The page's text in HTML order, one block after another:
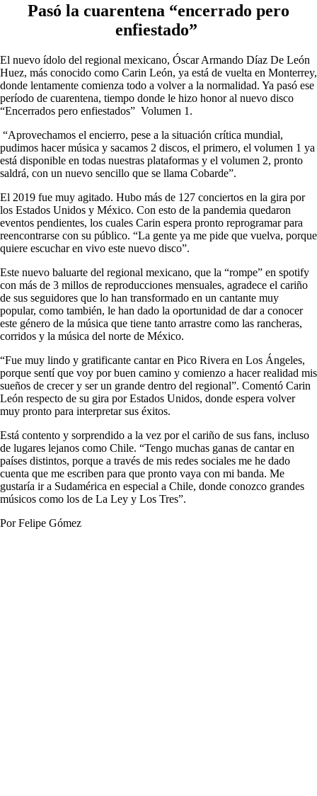
Pasó la cuarentena “encerrado pero
enfiestado”
El nuevo ídolo del regional mexicano, Óscar Armando Díaz De León
Huez, más conocido como Carin León, ya está de vuelta en Monterrey,
donde lentamente comienza todo a volver a la normalidad. Ya pasó ese
período de cuarentena, tiempo donde le hizo honor al nuevo disco
“Encerrados pero enfiestados” Volumen 1.
“Aprovechamos el encierro, pese a la situación crítica mundial,
pudimos hacer música y sacamos 2 discos, el primero, el volumen 1 ya
está disponible en todas nuestras plataformas y el volumen 2, pronto
saldrá, con un nuevo sencillo que se llama Cobarde”.
El 2019 fue muy agitado. Hubo más de 127 conciertos en la gira por
los Estados Unidos y México. Con esto de la pandemia quedaron
eventos pendientes, los cuales Carin espera pronto reprogramar para
reencontrarse con su público. “La gente ya me pide que vuelva, porque
quiere escuchar en vivo este nuevo disco”.
Este nuevo baluarte del regional mexicano, que la “rompe” en spotify
con más de 3 millos de reproducciones mensuales, agradece el cariño
de sus seguidores que lo han transformado en un cantante muy
popular, como también, le han dado la oportunidad de dar a conocer
este género de la música que tiene tanto arrastre como las rancheras,
corridos y la música del norte de México.
“Fue muy lindo y gratificante cantar en Pico Rivera en Los Ángeles,
porque sentí que voy por buen camino y comienzo a hacer realidad mis
sueños de crecer y ser un grande dentro del regional”. Comentó Carin
León respecto de su gira por Estados Unidos, donde espera volver
muy pronto para interpretar sus éxitos.
Está contento y sorprendido a la vez por el cariño de sus fans, incluso
de lugares lejanos como Chile. “Tengo muchas ganas de cantar en
países distintos, porque a través de mis redes sociales me he dado
cuenta que me escriben para que pronto vaya con mi banda. Me
gustaría ir a Sudamérica en especial a Chile, donde conozco grandes
músicos como los de La Ley y Los Tres”.
Por Felipe Gómez